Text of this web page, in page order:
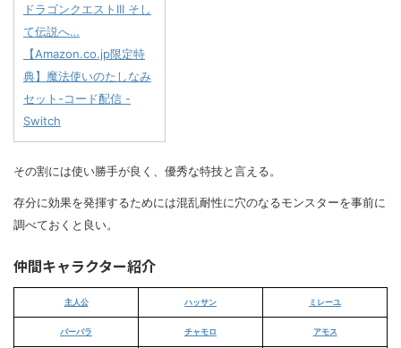
ドラゴンクエストIII そし
て伝説へ…
【Amazon.co.jp限定特
典】魔法使いのたしなみ
セット-コード配信 -
Switch
その割には使い勝手が良く、優秀な特技と言える。
存分に効果を発揮するためには混乱耐性に穴のなるモンスターを事前に
調べておくと良い。
仲間キャラクター紹介
主人公 ハッサン ミレーユ
バーバラ チャモロ アモス